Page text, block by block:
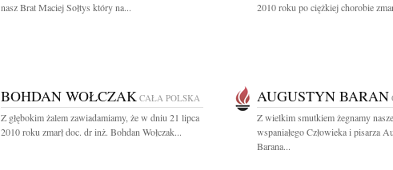
nasz Brat Maciej Sołtys który na...
2010 roku po ciężkiej chorobie
BOHDAN WOŁCZAK CAŁA POLSKA
Z głębokim żalem zawiadamiamy, że w dniu 21 lipca
2010 roku zmarł doc. dr inż. Bohdan Wołczak...
AUGUSTYN BARAN
Z wielkim smutkiem żegnamy
wspaniałego Człowieka i pisarza
Barana...